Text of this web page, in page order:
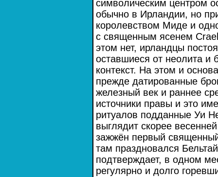
символическим центром
обычно в Ирландии, но
королевством Миде и
с священным ясенем
этом нет, ирландцы
оставшиеся от неолита и
контекст. На этом и
прежде датированные
железный век и раннее
источники правы и это
ритуалов подданные Уи
выглядит скорее
зажжён первый
там праздновался
подтверждает, в одном
регулярно и долго